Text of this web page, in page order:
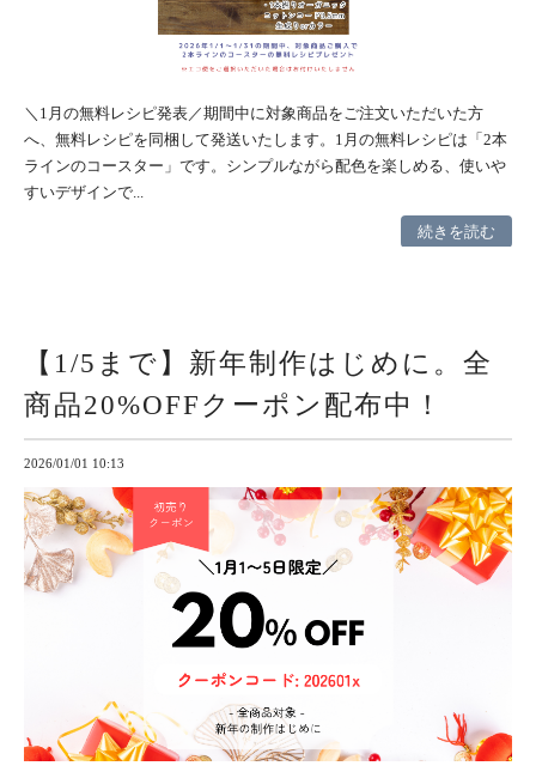
＼1月の無料レシピ発表／期間中に対象商品をご注文いただいた方
へ、無料レシピを同梱して発送いたします。1月の無料レシピは「2本
ラインのコースター」です。シンプルながら配色を楽しめる、使いや
すいデザインで...
続きを読む
【1/5まで】新年制作はじめに。全
商品20%OFFクーポン配布中！
2026/01/01 10:13